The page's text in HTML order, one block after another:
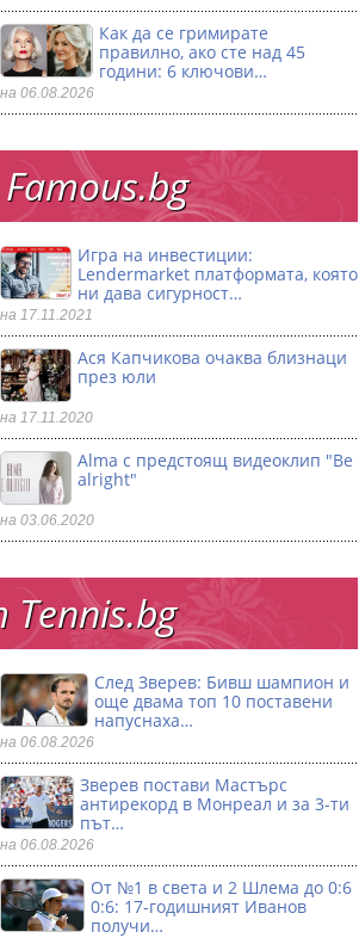
Как да се гримирате
правилно, ако сте над 45
години: 6 ключови…
на 06.08.2026
Игра на инвестиции:
Lendermarket платформата, която
ни дава сигурност…
на 17.11.2021
Ася Капчикова очаква близнаци
през юли
на 17.11.2020
Alma с предстоящ видеоклип "Be
alright"
на 03.06.2020
След Зверев: Бивш шампион и
още двама топ 10 поставени
напуснаха…
на 06.08.2026
Зверев постави Мастърс
антирекорд в Монреал и за 3-ти
път…
на 06.08.2026
От №1 в света и 2 Шлема до 0:6
0:6: 17-годишният Иванов
получи…